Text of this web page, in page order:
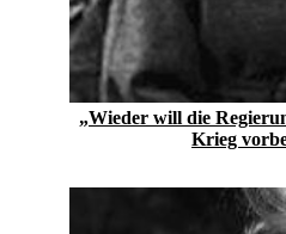
„Wieder will die
Krieg